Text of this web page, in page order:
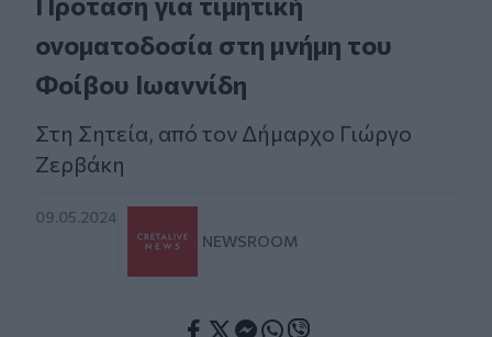
ονοματοδοσία στη μνήμη του
Φοίβου Ιωαννίδη
Στη Σητεία, από τον Δήμαρχο Γιώργο
Ζερβάκη
09.05.2024
NEWSROOM